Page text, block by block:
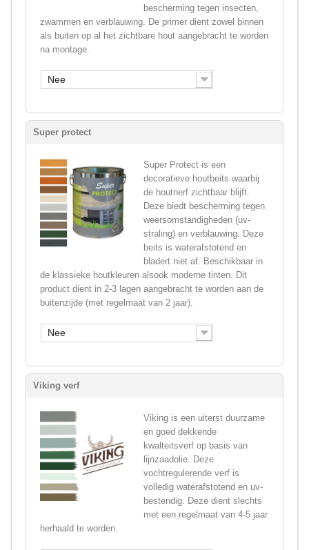
bescherming tegen insecten,
zwammen en verblauwing. De primer dient zowel binnen
als buiten op al het zichtbare hout aangebracht te worden
na montage.
Nee
Super protect
Super Protect is een
decoratieve houtbeits waarbij
de houtnerf zichtbaar blijft.
Deze biedt bescherming tegen
weersomstandigheden (uv-
straling) en verblauwing. Deze
beits is waterafstotend en
bladert niet af. Beschikbaar in
de klassieke houtkleuren alsook moderne tinten. Dit
product dient in 2-3 lagen aangebracht te worden aan de
buitenzijde (met regelmaat van 2 jaar).
Nee
Viking verf
Viking is een uiterst duurzame
en goed dekkende
kwalteitsverf op basis van
lijnzaadolie. Deze
vochtregulerende verf is
volledig waterafstotend en uv-
bestendig. Deze dient slechts
met een regelmaat van 4-5 jaar
herhaald te worden.